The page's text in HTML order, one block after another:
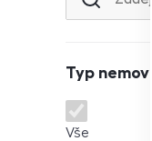
Lokalita
Typ
Typ
Vše